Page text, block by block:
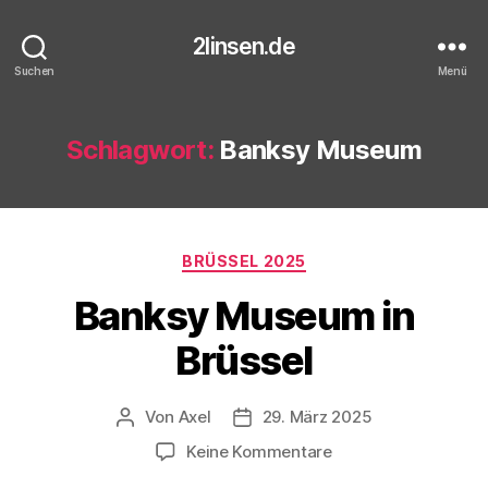
Suchen
2linsen.de
Menü
Schlagwort: Banksy Museum
Kategorien
BRÜSSEL 2025
Banksy Museum in
Brüssel
Beitragsautor
Von Axel Veröffentlichungsdatum
29. März 2025
Keine Kommentarezu